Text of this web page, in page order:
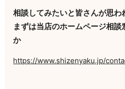
相談してみたいと皆さんが思わ
まずは当店のホームページ相
か
https://www.shizenyaku.jp/